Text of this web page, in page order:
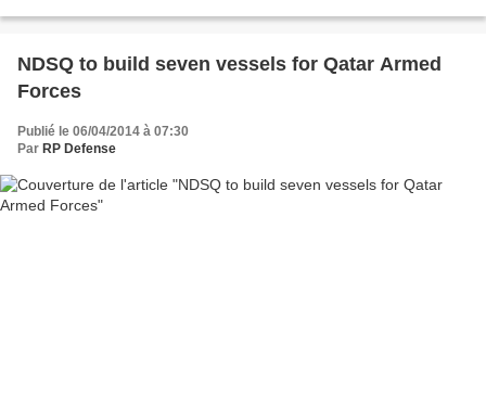
NDSQ to build seven vessels for Qatar Armed
Forces
Publié le 06/04/2014 à 07:30
Par RP Defense